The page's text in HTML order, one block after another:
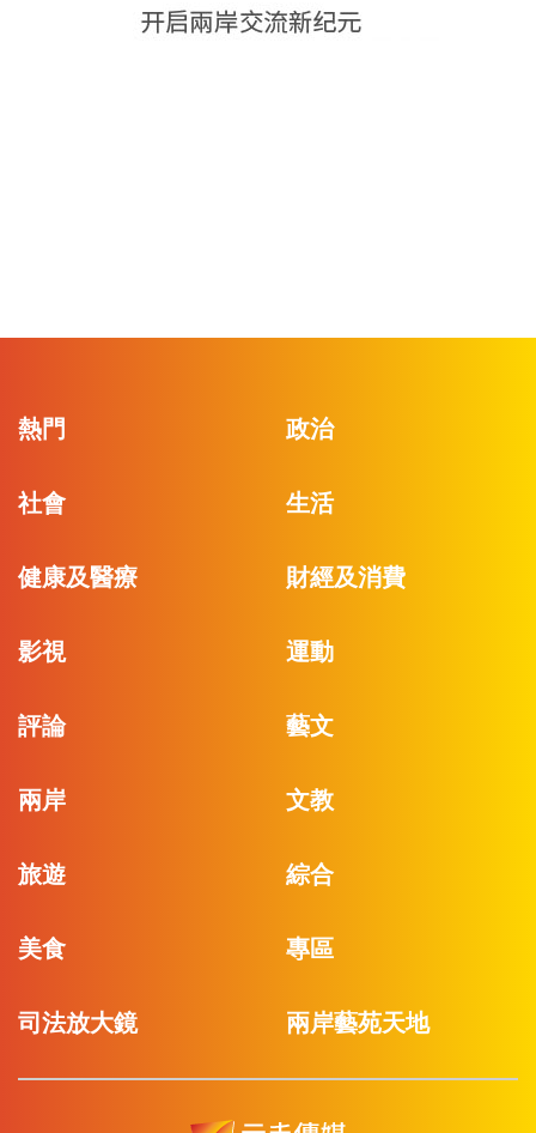
熱門 政治
社會 生活
健康及醫療 財經及消費
影視 運動
評論 藝文
兩岸 文教
旅遊 綜合
美食 專區
司法放大鏡 兩岸藝苑天地